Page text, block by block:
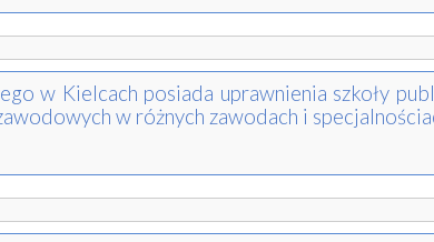
w Kielcach posiada uprawnienia szkoły
w różnych zawodach i